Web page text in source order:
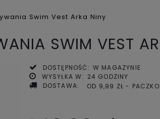
Swim Vest Arka Niny
SWIM VEST
DOSTĘPNOŚĆ: W MAGAZYNIE
WYSYŁKA W: 24 GODZINY
DOSTAWA:
OD 9,99 ZŁ -